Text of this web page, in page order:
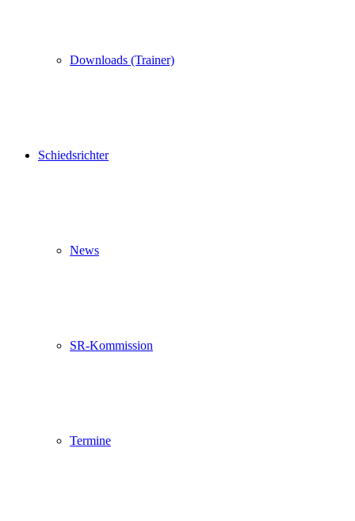
Downloads (Trainer)
Schiedsrichter
News
SR-Kommission
Termine